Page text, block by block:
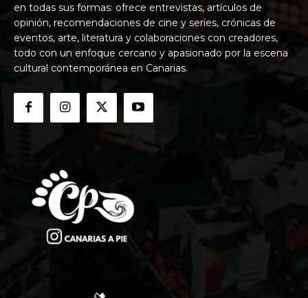
en todas sus formas: ofrece entrevistas, artículos de
opinión, recomendaciones de cine y series, crónicas de
eventos, arte, literatura y colaboraciones con creadores,
todo con un enfoque cercano y apasionado por la escena
cultural contemporánea en Canarias.